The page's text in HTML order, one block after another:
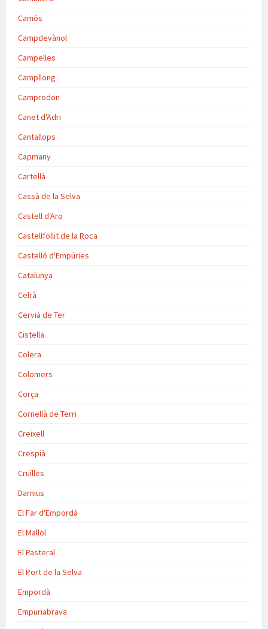
Camós
Campdevànol
Campelles
Campllong
Camprodon
Canet d'Adri
Cantallops
Capmany
Cartellà
Cassà de la Selva
Castell d'Aro
Castellfollit de la Roca
Castelló d'Empúries
Catalunya
Celrà
Cervià de Ter
Cistella
Colera
Colomers
Corça
Cornellà de Terri
Creixell
Crespià
Cruïlles
Darnius
El Far d'Empordà
El Mallol
El Pasteral
El Port de la Selva
Empordà
Empuriabrava